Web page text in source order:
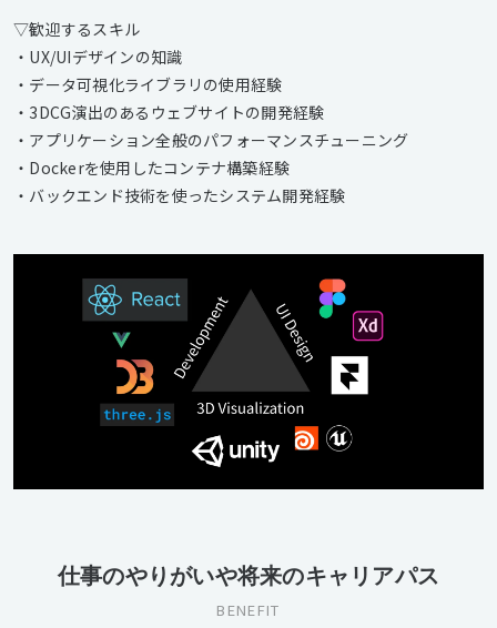
▽歓迎するスキル
・UX/UIデザインの知識
・データ可視化ライブラリの使用経験
・3DCG演出のあるウェブサイトの開発経験
・アプリケーション全般のパフォーマンスチューニング
・Dockerを使用したコンテナ構築経験
・バックエンド技術を使ったシステム開発経験
仕事のやりがいや将来のキャリアパス
BENEFIT